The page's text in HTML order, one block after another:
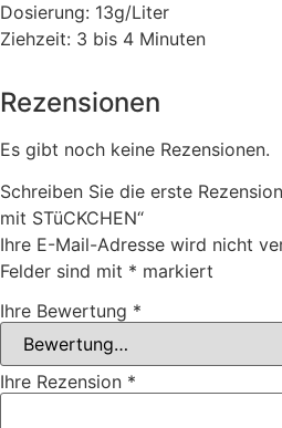
Dosierung: 13g/Liter
Ziehzeit: 3 bis 4 Minuten
Rezensionen
Es gibt noch keine Rezensionen.
Schreiben Sie die erste
mit STüCKCHEN“
Ihre E-Mail-Adresse wird nicht
Felder sind mit * markiert
Ihre Bewertung *
Ihre Rezension *